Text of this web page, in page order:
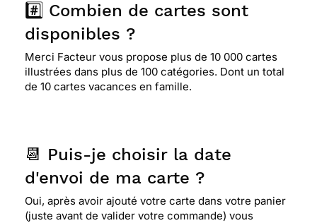
#️⃣ Combien de cartes sont
disponibles ?
Merci Facteur vous propose plus de 10 000 cartes
illustrées dans plus de 100 catégories. Dont un total
de 10 cartes vacances en famille.
📆 Puis-je choisir la date
d'envoi de ma carte ?
Oui, après avoir ajouté votre carte dans votre panier
(juste avant de valider votre commande) vous